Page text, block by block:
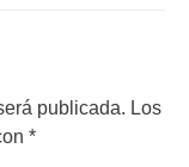
publicada. Los
*